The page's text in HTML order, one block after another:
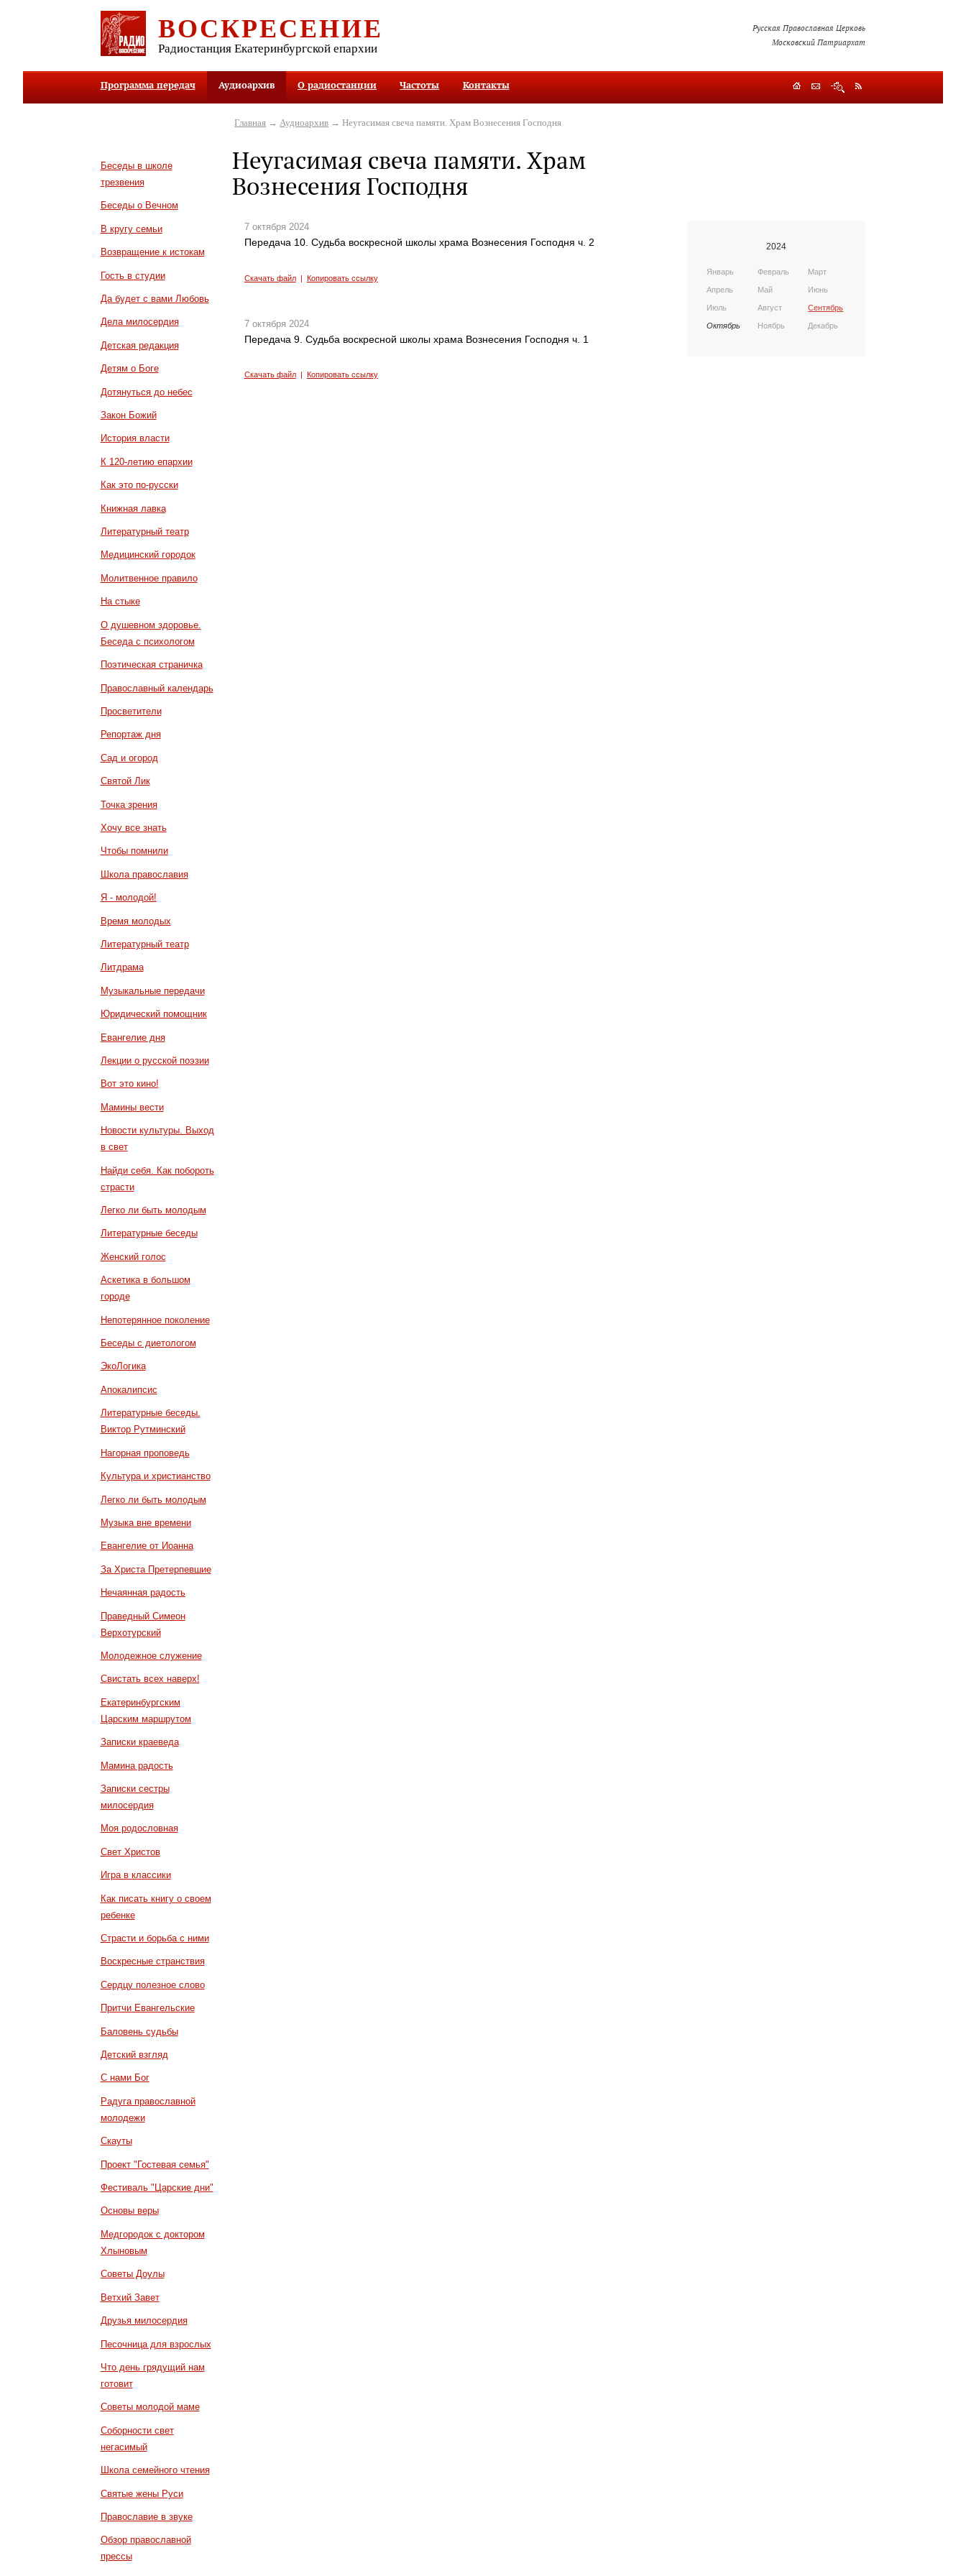
ВОСКРЕСЕНИЕ
Радиостанция Екатеринбургской епархии
Русская Православная Церковь
Московский Патриархат
Программа передач Аудиоархив О радиостанции Частоты Контакты
Беседы в школе
трезвения
Беседы о Вечном
В кругу семьи
Возвращение к истокам
Гость в студии
Да будет с вами Любовь
Дела милосердия
Детская редакция
Детям о Боге
Дотянуться до небес
Закон Божий
История власти
К 120-летию епархии
Как это по-русски
Книжная лавка
Литературный театр
Медицинский городок
Молитвенное правило
На стыке
О душевном здоровье.
Беседа с психологом
Поэтическая страничка
Православный календарь
Просветители
Репортаж дня
Сад и огород
Святой Лик
Точка зрения
Хочу все знать
Чтобы помнили
Школа православия
Я - молодой!
Время молодых
Литературный театр
Литдрама
Музыкальные передачи
Юридический помощник
Евангелие дня
Лекции о русской поэзии
Вот это кино!
Мамины вести
Новости культуры. Выход
в свет
Найди себя. Как побороть
страсти
Легко ли быть молодым
Литературные беседы
Женский голос
Аскетика в большом
городе
Непотерянное поколение
Беседы с диетологом
ЭкоЛогика
Апокалипсис
Литературные беседы.
Виктор Рутминский
Нагорная проповедь
Культура и христианство
Легко ли быть молодым
Музыка вне времени
Евангелие от Иоанна
За Христа Претерпевшие
Нечаянная радость
Праведный Симеон
Верхотурский
Молодежное служение
Свистать всех наверх!
Екатеринбургским
Царским маршрутом
Записки краеведа
Мамина радость
Записки сестры
милосердия
Моя родословная
Свет Христов
Игра в классики
Как писать книгу о своем
ребенке
Страсти и борьба с ними
Воскресные странствия
Сердцу полезное слово
Притчи Евангельские
Баловень судьбы
Детский взгляд
С нами Бог
Радуга православной
молодежи
Скауты
Проект "Гостевая семья"
Фестиваль "Царские дни"
Основы веры
Медгородок с доктором
Хлыновым
Советы Доулы
Ветхий Завет
Друзья милосердия
Песочница для взрослых
Что день грядущий нам
готовит
Советы молодой маме
Соборности свет
негасимый
Школа семейного чтения
Святые жены Руси
Православие в звуке
Обзор православной
прессы
Главная → Аудиоархив → Неугасимая свеча памяти. Храм Вознесения Господня
Неугасимая свеча памяти. Храм
Вознесения Господня
7 октября 2024
Передача 10. Судьба воскресной школы храма Вознесения Господня ч. 2
Скачать файл| Копировать ссылку
7 октября 2024
Передача 9. Судьба воскресной школы храма Вознесения Господня ч. 1
Скачать файл| Копировать ссылку
2024
Январь Февраль Март
Апрель Май Июнь
Июль Август Сентябрь
Октябрь Ноябрь Декабрь